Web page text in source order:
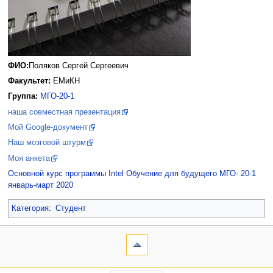
ФИО: Поляков Сергей Сергеевич
Факультет: ЕМиКН
Группа: МГО-20-1
наша совместная презентация
Мой Google-документ
Наш мозговой штурм
Моя анкета
Основной курс программы Intel Обучение для будущего МГО- 20-1
январь-март 2020
Категория: Студент